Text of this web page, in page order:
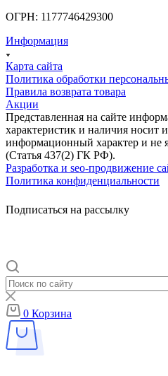
ОГРН: 1177746429300
Информация
Карта сайта
Политика обработки
Правила возврата товара
Акции
Представленная на сайте
характеристик и наличия носит
информационный характер и не
(Статья 437(2) ГК РФ).
Разработка и seo-продвижение
Политика конфиденциальности
Подписаться на рассылку
0 Корзина